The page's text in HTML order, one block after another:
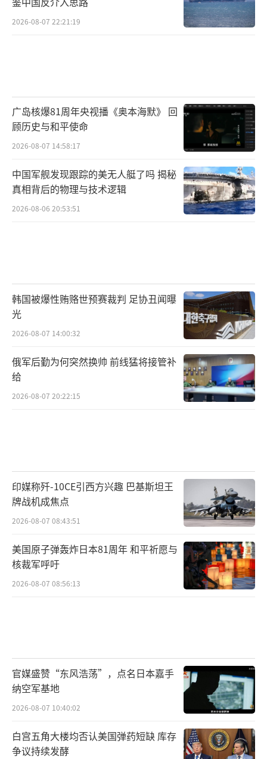
2026-08-07 22:21:19
广岛核爆81周年央视播《奥本海默》 回
顾历史与和平使命
2026-08-07 14:58:17
中国军舰发现跟踪的美无人艇了吗 揭秘
真相背后的物理与技术逻辑
2026-08-06 20:53:51
韩国被爆性贿赂世预赛裁判 足协丑闻曝
光
2026-08-07 14:00:32
俄军后勤为何突然换帅 前线猛将接管补
给
2026-08-07 20:22:15
印媒称歼-10CE引西方兴趣 巴基斯坦王
牌战机成焦点
2026-08-07 08:43:51
美国原子弹轰炸日本81周年 和平祈愿与
核裁军呼吁
2026-08-07 08:56:13
官媒盛赞“东风浩荡”，点名日本嘉手
纳空军基地
2026-08-07 10:40:02
白宫五角大楼均否认美国弹药短缺 库存
争议持续发酵